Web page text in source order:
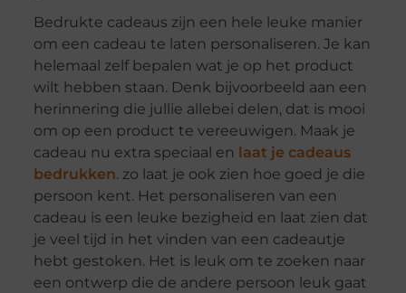
Bedrukte cadeaus zijn een hele leuke manier
om een cadeau te laten personaliseren. Je kan
helemaal zelf bepalen wat je op het product
wilt hebben staan. Denk bijvoorbeeld aan een
herinnering die jullie allebei delen, dat is mooi
om op een product te vereeuwigen. Maak je
cadeau nu extra speciaal en laat je cadeaus
bedrukken. zo laat je ook zien hoe goed je die
persoon kent. Het personaliseren van een
cadeau is een leuke bezigheid en laat zien dat
je veel tijd in het vinden van een cadeautje
hebt gestoken. Het is leuk om te zoeken naar
een ontwerp die de andere persoon leuk gaat